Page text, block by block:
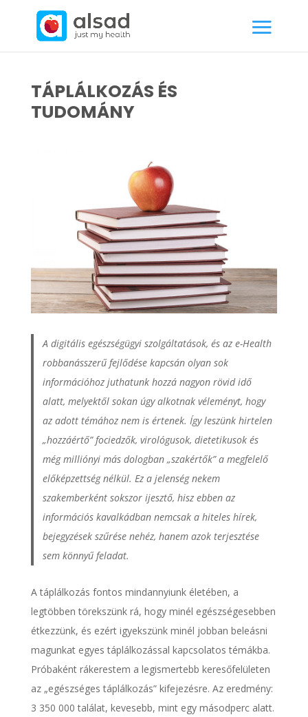
TÁPLÁLKOZÁS ÉS
TUDOMÁNY
A digitális egészségügyi szolgáltatások, és az e-Health
robbanásszerű fejlődése kapcsán olyan sok
információhoz juthatunk hozzá nagyon rövid idő
alatt, melyektől sokan úgy alkotnak véleményt, hogy
az adott témához nem is értenek. Így leszünk hirtelen
„hozzáértő” fociedzők, virológusok, dietetikusok és
még milliónyi más dologban „szakértők” a megfelelő
előképzettség nélkül. Ez a jelenség nekem
szakemberként sokszor ijesztő, hisz ebben az
információs kavalkádban nemcsak a hiteles hírek,
bejegyzések szűrése nehéz, hanem azok terjesztése
sem könnyű feladat.
A táplálkozás fontos mindannyiunk életében, a
legtöbben törekszünk rá, hogy minél egészségesebben
étkezzünk, és ezért igyekszünk minél jobban beleásni
magunkat egyes táplálkozással kapcsolatos témákba.
Próbaként rákerestem a legismertebb keresőfelületen
az „egészséges táplálkozás” kifejezésre. Az eredmény:
3 350 000 találat, kevesebb, mint egy másodperc alatt.